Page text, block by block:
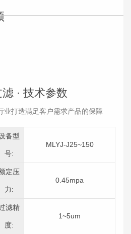
· 技术参数
业打造满足客户需求产品的保障
备型
号:
MLYJ-J25~150
定压
力:
0.45mpa
滤精
度:
1~5um